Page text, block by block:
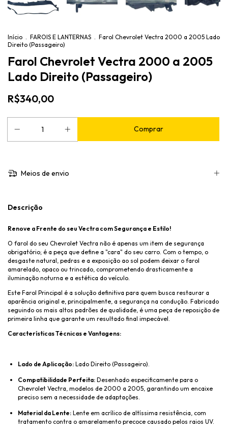
Início . FAROIS E LANTERNAS . Farol Chevrolet Vectra 2000 a 2005 Lado
Direito (Passageiro)
Farol Chevrolet Vectra 2000 a 2005
Lado Direito (Passageiro)
R$340,00
Meios de envio
Descrição
Renove a Frente do seu Vectra com Segurança e Estilo!
O farol do seu Chevrolet Vectra não é apenas um item de segurança
obrigatório; é a peça que define a "cara" do seu carro. Com o tempo, o
desgaste natural, pedras e a exposição ao sol podem deixar o farol
amarelado, opaco ou trincado, comprometendo drasticamente a
iluminação noturna e a estética do veículo.
Este Farol Principal é a solução definitiva para quem busca restaurar a
aparência original e, principalmente, a segurança na condução. Fabricado
seguindo os mais altos padrões de qualidade, é uma peça de reposição de
primeira linha que garante um resultado final impecável.
Características Técnicas e Vantagens:
Lado de Aplicação: Lado Direito (Passageiro).
Compatibilidade Perfeita: Desenhado especificamente para o
Chevrolet Vectra, modelos de 2000 a 2005, garantindo um encaixe
preciso sem a necessidade de adaptações.
Material da Lente: Lente em acrílico de altíssima resistência, com
tratamento contra o amarelamento precoce causado pelos raios UV.